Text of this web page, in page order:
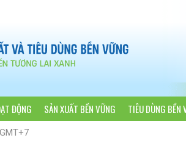
ĐỘNG SẢN XUẤT BỀN VỮNG TIÊU DÙNG BỀN